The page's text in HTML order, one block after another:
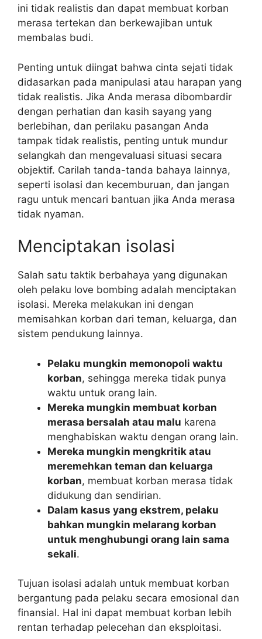
ini tidak realistis dan dapat membuat korban
merasa tertekan dan berkewajiban untuk
membalas budi.
Penting untuk diingat bahwa cinta sejati tidak
didasarkan pada manipulasi atau harapan yang
tidak realistis. Jika Anda merasa dibombardir
dengan perhatian dan kasih sayang yang
berlebihan, dan perilaku pasangan Anda
tampak tidak realistis, penting untuk mundur
selangkah dan mengevaluasi situasi secara
objektif. Carilah tanda-tanda bahaya lainnya,
seperti isolasi dan kecemburuan, dan jangan
ragu untuk mencari bantuan jika Anda merasa
tidak nyaman.
Menciptakan isolasi
Salah satu taktik berbahaya yang digunakan
oleh pelaku love bombing adalah menciptakan
isolasi. Mereka melakukan ini dengan
memisahkan korban dari teman, keluarga, dan
sistem pendukung lainnya.
Pelaku mungkin memonopoli waktu
korban, sehingga mereka tidak punya
waktu untuk orang lain.
Mereka mungkin membuat korban
merasa bersalah atau malu karena
menghabiskan waktu dengan orang lain.
Mereka mungkin mengkritik atau
meremehkan teman dan keluarga
korban, membuat korban merasa tidak
didukung dan sendirian.
Dalam kasus yang ekstrem, pelaku
bahkan mungkin melarang korban
untuk menghubungi orang lain sama
sekali.
Tujuan isolasi adalah untuk membuat korban
bergantung pada pelaku secara emosional dan
finansial. Hal ini dapat membuat korban lebih
rentan terhadap pelecehan dan eksploitasi.